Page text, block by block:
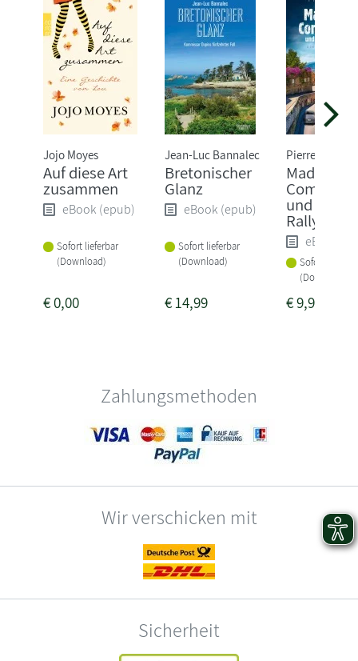
Jojo Moyes
Auf diese Art
zusammen
eBook (epub)
Sofort lieferbar
(Download)
€0,00
Jean-Luc Bannalec
Bretonischer
Glanz
eBook (epub)
Sofort lieferbar
(Download)
€14,99
Pierre Martin
Madame
und die
Rallye
eBook
Sofort
(Download)
€9,99
Zahlungsmethoden
Wir verschicken mit
Sicherheit